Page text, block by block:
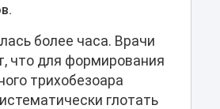
более часа. Врачи
что для формирования
трихобезоара
глотать